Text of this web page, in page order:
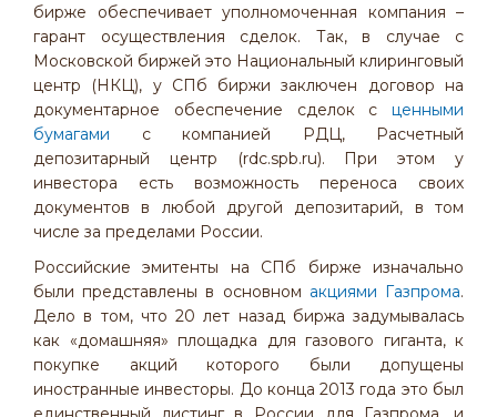
бирже обеспечивает уполномоченная компания –
гарант осуществления сделок. Так, в случае с
Московской биржей это Национальный клиринговый
центр (НКЦ), у СПб биржи заключен договор на
документарное обеспечение сделок с ценными
бумагами с компанией РДЦ, Расчетный
депозитарный центр (rdc.spb.ru). При этом у
инвестора есть возможность переноса своих
документов в любой другой депозитарий, в том
числе за пределами России.
Российские эмитенты на СПб бирже изначально
были представлены в основном акциями Газпрома.
Дело в том, что 20 лет назад биржа задумывалась
как «домашняя» площадка для газового гиганта, к
покупке акций которого были допущены
иностранные инвесторы. До конца 2013 года это был